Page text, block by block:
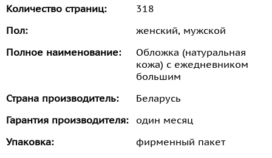
Количество страниц:
318
Пол:
женский, мужской
Полное наименование:
Обложка (натуральная
кожа) с ежедневником
большим
Страна производитель:
Беларусь
Гарантия производителя:
один месяц
Упаковка:
фирменный пакет